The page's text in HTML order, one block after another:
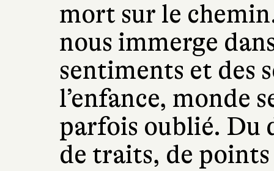
mort sur le
nous immerge
sentiments et des
l’enfance, monde
parfois oublié. Du
de traits, de